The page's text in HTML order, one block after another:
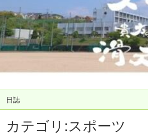
日誌
カテゴリ:スポーツ